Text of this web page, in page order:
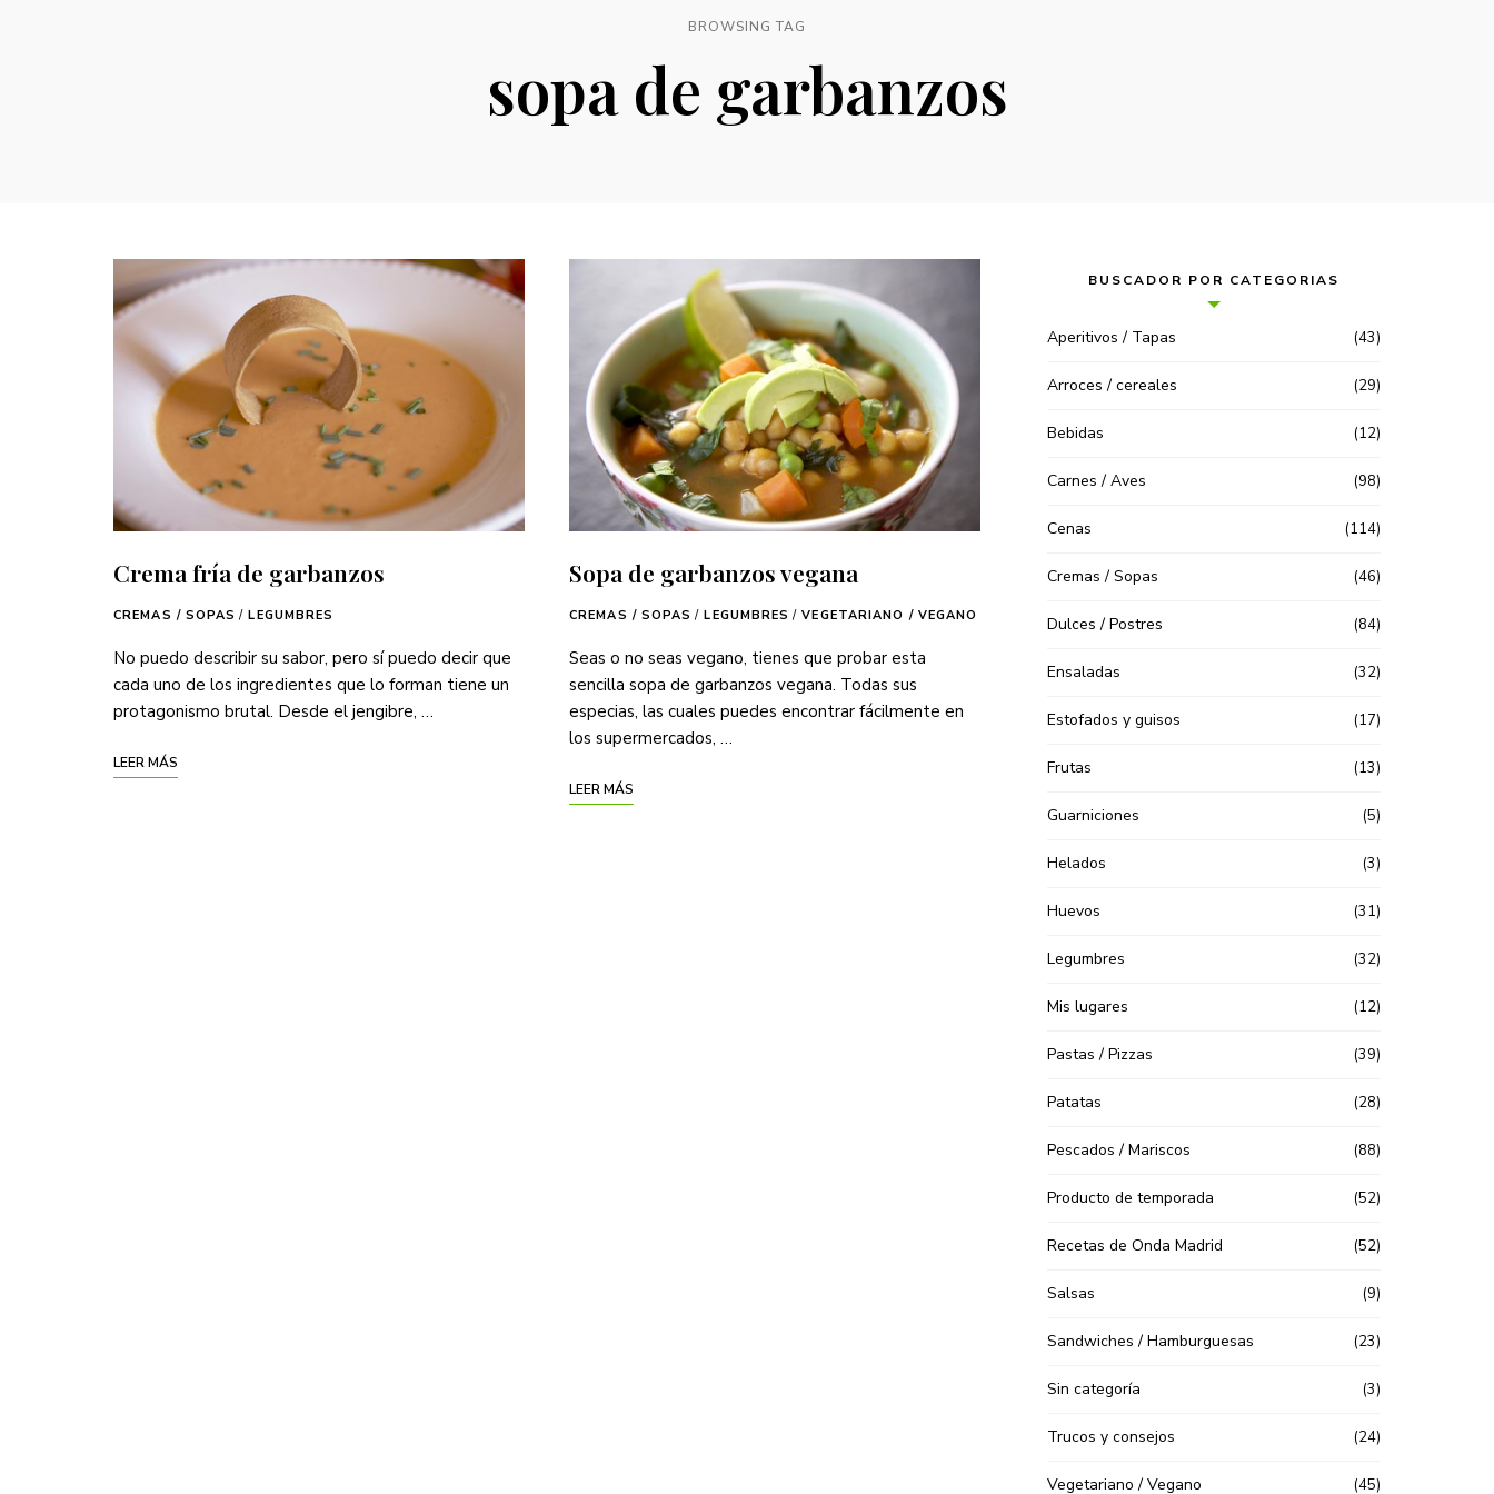
BROWSING TAG
sopa de garbanzos
Crema fría de garbanzos
CREMAS / SOPAS / LEGUMBRES
No puedo describir su sabor, pero sí puedo decir que
cada uno de los ingredientes que lo forman tiene un
protagonismo brutal. Desde el jengibre, …
LEER MÁS
Sopa de garbanzos vegana
CREMAS / SOPAS / LEGUMBRES / VEGETARIANO / VEGANO
Seas o no seas vegano, tienes que probar esta
sencilla sopa de garbanzos vegana. Todas sus
especias, las cuales puedes encontrar fácilmente en
los supermercados, …
LEER MÁS
BUSCADOR POR CATEGORIAS
Aperitivos / Tapas (43)
Arroces / cereales (29)
Bebidas (12)
Carnes / Aves (98)
Cenas (114)
Cremas / Sopas (46)
Dulces / Postres (84)
Ensaladas (32)
Estofados y guisos (17)
Frutas (13)
Guarniciones (5)
Helados (3)
Huevos (31)
Legumbres (32)
Mis lugares (12)
Pastas / Pizzas (39)
Patatas (28)
Pescados / Mariscos (88)
Producto de temporada (52)
Recetas de Onda Madrid (52)
Salsas (9)
Sandwiches / Hamburguesas (23)
Sin categoría (3)
Trucos y consejos (24)
Vegetariano / Vegano (45)